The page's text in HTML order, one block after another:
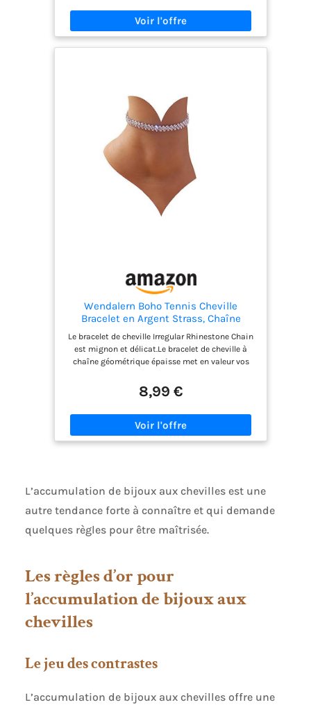
exquises, vous pouvez les porter seules ou dans
leur ensemble, avec vos propres bijoux et devenir
tant qu'application pour les chaînes de pied et les
bracelets, il est idéal pour les vacances à la plage
et les occasions quotidiennes, et peut également
être porté comme ornement pour diverses fêtes. Il
est parfait avec des jupes et des shorts.
Wendalern Boho Tennis Cheville
Bracelet en Argent Strass, Chaîne
Losange CZ Diamant pour Femmes et
Filles en Été
Le bracelet de cheville Irregular Rhinestone Chain
est mignon et délicat.Le bracelet de cheville à
chaîne géométrique épaisse met en valeur vos
bracelet de tennis Chunky en argent est fabriqué
en alliage respectueux de l'environnement,
de port.. Le bracelet de cheville en zircon cubique
convient à la plupart des personnes, il est facile à
diamant étincelant convient à diverses
occasions, telles que les fêtes sur la plage, les
mariages sur la plage, les cours de yoga, les cours
de danse, les représentations théâtrales, etc..
Nous sommes très heureux que vous ayez choisi
contacter par courriel..Nous répondrons et
fournirons les services appropriés dans les 24
heures..
8,99 €
L’accumulation de bijoux aux chevilles est une
autre tendance forte à connaître et qui demande
quelques règles pour être maîtrisée.
Les règles d’or pour
l’accumulation de bijoux aux
chevilles
Le jeu des contrastes
L’accumulation de bijoux aux chevilles offre une